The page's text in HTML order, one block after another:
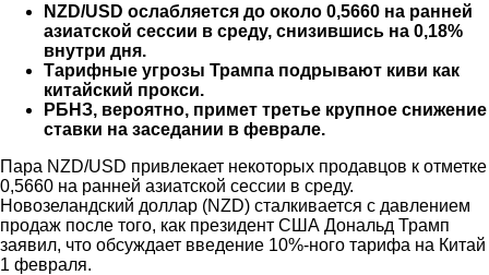
NZD/USD ослабляется до около 0,5660 на ранней
азиатской сессии в среду, снизившись на 0,18%
внутри дня.
Тарифные угрозы Трампа подрывают киви как
китайский прокси.
РБНЗ, вероятно, примет третье крупное снижение
ставки на заседании в феврале.
Пара NZD/USD привлекает некоторых продавцов к отметке
0,5660 на ранней азиатской сессии в среду.
Новозеландский доллар (NZD) сталкивается с давлением
продаж после того, как президент США Дональд Трамп
заявил, что обсуждает введение 10%-ного тарифа на Китай
1 февраля.